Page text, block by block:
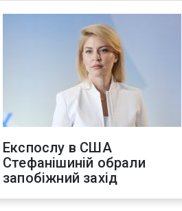
Експослу в США
Стефанішиній обрали
запобіжний захід